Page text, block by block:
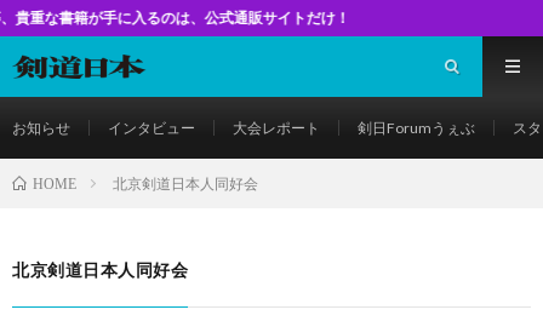
手に入るのは、公式通販サイトだけ！
お知らせ インタビュー 大会レポート 剣日Forumうぇぶ ス
HOME 北京剣道日本人同好会
北京剣道日本人同好会